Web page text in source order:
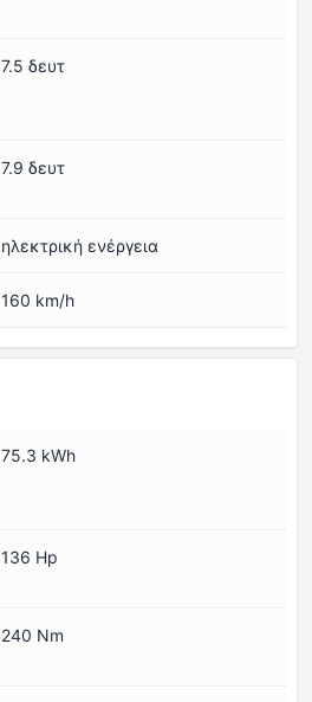
7.5 δευτ
7.9 δευτ
ηλεκτρική ενέργεια
160 km/h
75.3 kWh
136 Hp
240 Nm